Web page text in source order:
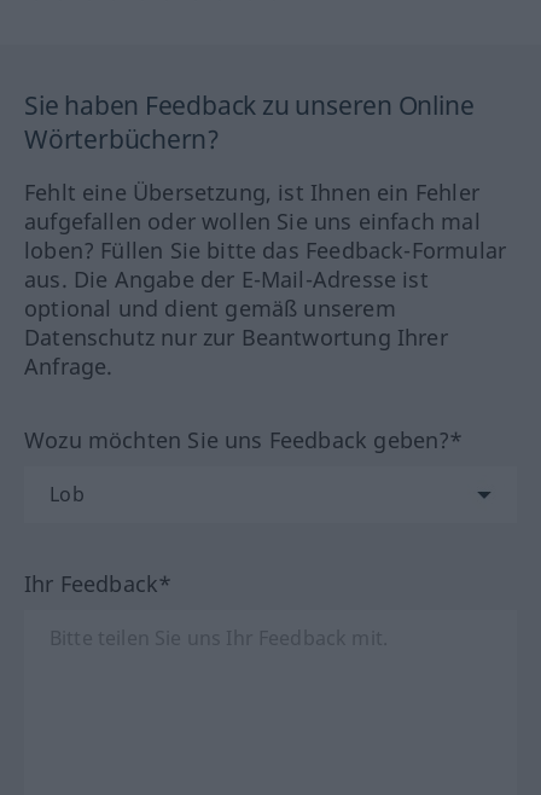
Sie haben Feedback zu unseren Online
Wörterbüchern?
Fehlt eine Übersetzung, ist Ihnen ein Fehler
aufgefallen oder wollen Sie uns einfach mal
loben? Füllen Sie bitte das Feedback-Formular
aus. Die Angabe der E-Mail-Adresse ist
optional und dient gemäß unserem
Datenschutz nur zur Beantwortung Ihrer
Anfrage.
Wozu möchten Sie uns Feedback geben?*
Ihr Feedback*